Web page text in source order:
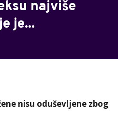
najviše
je...
nisu oduševljene zbog